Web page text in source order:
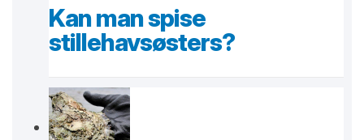
Kan man spise
stillehavsøsters?